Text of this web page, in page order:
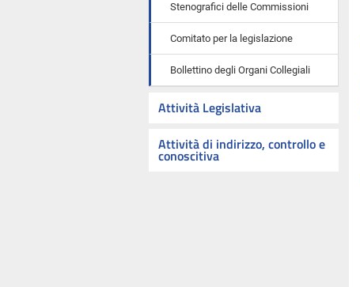
Stenografici delle Commissioni
Comitato per la legislazione
Bollettino degli Organi Collegiali
Attività Legislativa
Attività di indirizzo, controllo e
conoscitiva